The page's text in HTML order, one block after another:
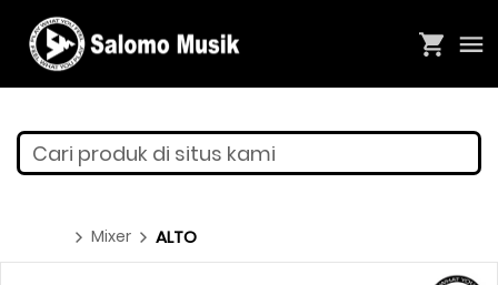
Cari produk di situs kami
Mixer ALTO